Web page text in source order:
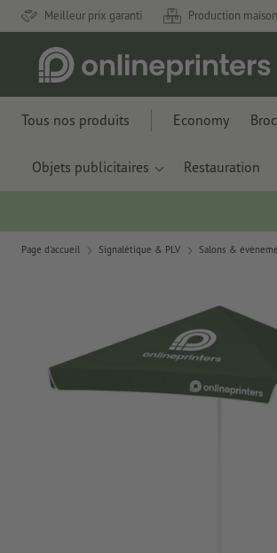
Meilleur prix garanti Production maison
Tous nos produits Economy
Objets publicitaires Restauration
Page d'accueil Signalétique & PLV Salons &